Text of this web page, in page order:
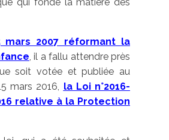
mars 2007 réformant la
, il a fallu attendre près
soit votée et publiée au
mars 2016, la Loi n°2016-
relative à la Protection